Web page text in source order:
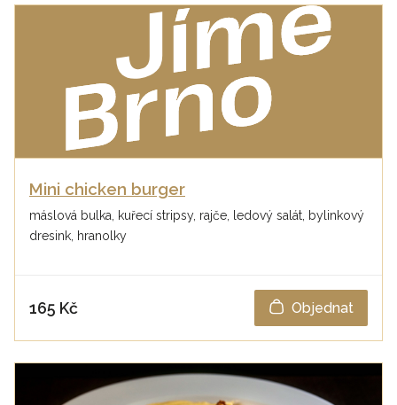
Mini chicken burger
máslová bulka, kuřecí stripsy, rajče, ledový salát, bylinkový
dresink, hranolky
165 Kč Objednat